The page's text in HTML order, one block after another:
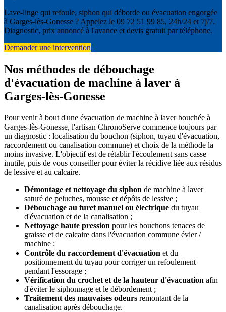
Lave-linge qui refoule, siphon qui déborde ou évacuation engorgée
à Garges-lès-Gonesse ? Appelez le 09 72 51 99 85, 24h/24 et 7j/7.
Diagnostic, prix annoncé à l'avance et devis gratuit par téléphone.
Demander une intervention
Nos méthodes de débouchage
d'évacuation de machine à laver à
Garges-lès-Gonesse
Pour venir à bout d'une évacuation de machine à laver bouchée à
Garges-lès-Gonesse, l'artisan ChronoServe commence toujours par
un diagnostic : localisation du bouchon (siphon, tuyau d'évacuation,
raccordement ou canalisation commune) et choix de la méthode la
moins invasive. L'objectif est de rétablir l'écoulement sans casse
inutile, puis de vous conseiller pour éviter la récidive liée aux résidus
de lessive et au calcaire.
Démontage et nettoyage du siphon de machine à laver
saturé de peluches, mousse et dépôts de lessive ;
Débouchage au furet manuel ou électrique du tuyau
d'évacuation et de la canalisation ;
Nettoyage haute pression pour les bouchons tenaces de
graisse et de calcaire dans l'évacuation commune évier /
machine ;
Contrôle du raccordement d'évacuation et du
positionnement du tuyau pour corriger un refoulement
pendant l'essorage ;
Vérification du crochet et de la hauteur d'évacuation afin
d'éviter le siphonnage et le débordement ;
Traitement des mauvaises odeurs remontant de la
canalisation après débouchage.